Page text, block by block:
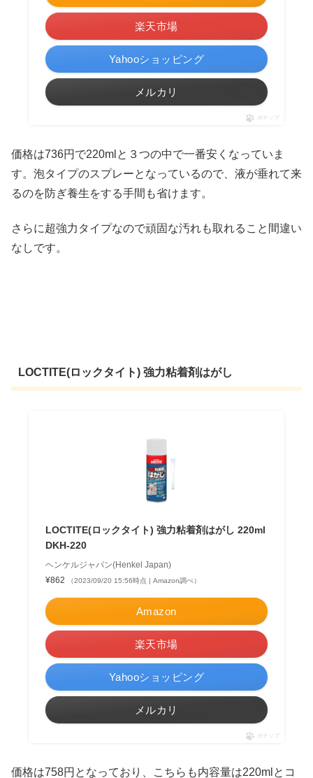
楽天市場
Yahooショッピング
メルカリ
ポチップ
価格は736円で220mlと３つの中で一番安くなっていま
す。泡タイプのスプレーとなっているので、液が垂れて来
るのを防ぎ養生をする手間も省けます。
さらに超強力タイプなので頑固な汚れも取れること間違い
なしです。
LOCTITE(ロックタイト) 強力粘着剤はがし
LOCTITE(ロックタイト) 強力粘着剤はがし 220ml
DKH-220
ヘンケルジャパン(Henkel Japan)
¥862
（2023/09/20 15:56時点 | Amazon調べ）
Amazon
楽天市場
Yahooショッピング
メルカリ
ポチップ
価格は758円となっており、こちらも内容量は220mlとコ